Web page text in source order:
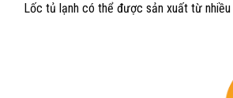
Lốc tủ lạnh có thể được sản xuất từ